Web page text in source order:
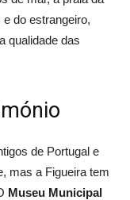
do estrangeiro,
qualidade das
de Portugal e
mas a Figueira tem
Museu Municipal